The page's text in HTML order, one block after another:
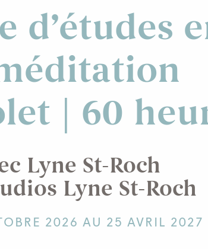
d’études
| 60
Lyne St-Roch
Lyne St-Roch
2026 AU 25 AVRIL 2027